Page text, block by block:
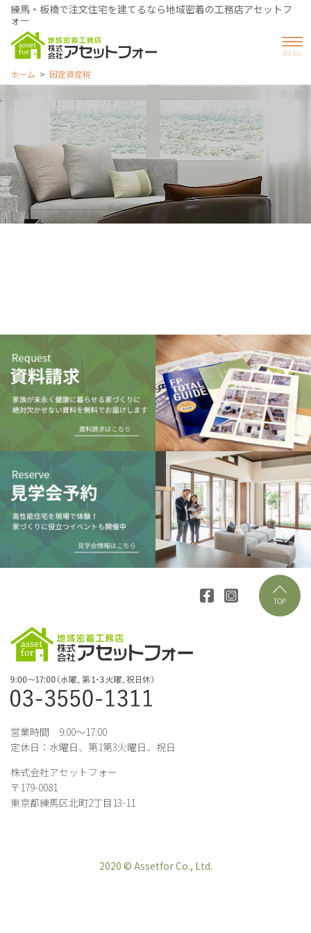
練馬・板橋で注文住宅を建てるなら地域密着の工務店アセットフ
ォー
ホーム 固定資産税
営業時間 9:00～17:00
定休日：水曜日、第1第3火曜日、祝日
株式会社アセットフォー
〒179-0081
東京都練馬区北町2丁目13-11
2020 © Assetfor Co., Ltd.